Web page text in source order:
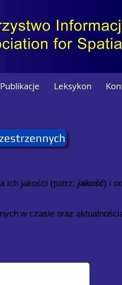
Publikacje Leksykon
ich jakości (patrz: jakość) i
w czasie oraz